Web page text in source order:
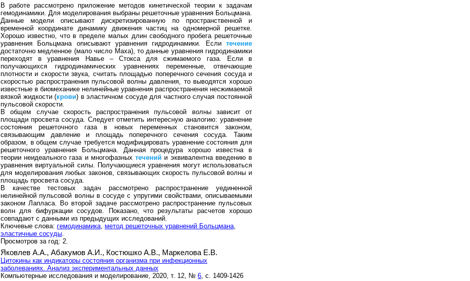
В работе рассмотрено приложение методов кинетической теории к задачам
гемодинамики. Для моделирования выбраны решеточные уравнения Больцмана.
Данные модели описывают дискретизированную по пространственной и
временной координате динамику движения частиц на одномерной решетке.
Хорошо известно, что в пределе малых длин свободного пробега решеточные
уравнения Больцмана описывают уравнения гидродинамики. Если течение
достаточно медленное (мало число Маха), то данные уравнения гидродинамики
переходят в уравнения Навье – Стокса для сжимаемого газа. Если в
получающихся гидродинамических уравнениях переменные, отвечающие
плотности и скорости звука, считать площадью поперечного сечения сосуда и
скоростью распространения пульсовой волны давления, то выводятся хорошо
известные в биомеханике нелинейные уравнения распространения несжимаемой
вязкой жидкости (крови) в эластичном сосуде для частного случая постоянной
пульсовой скорости.
В общем случае скорость распространения пульсовой волны зависит от
площади просвета сосуда. Следует отметить интересную аналогию: уравнение
состояния решеточного газа в новых переменных становится законом,
связывающим давление и площадь поперечного сечения сосуда. Таким
образом, в общем случае требуется модифицировать уравнение состояния для
решеточного уравнения Больцмана. Данная процедура хорошо известна в
теории неидеального газа и многофазныхтечений и эквивалентна введению в
уравнения виртуальной силы. Получающиеся уравнения могут использоваться
для моделирования любых законов, связывающих скорость пульсовой волны и
площадь просвета сосуда.
В качестве тестовых задач рассмотрено распространение уединенной
нелинейной пульсовой волны в сосуде с упругими свойствами, описываемыми
законом Лапласа. Во второй задаче рассмотрено распространение пульсовых
волн для бифуркации сосудов. Показано, что результаты расчетов хорошо
совпадают с данными из предыдущих исследований.
Ключевые слова: гемодинамика, метод решеточных уравнений Больцмана,
эластичные сосуды.
Просмотров за год: 2.
Яковлев А.А., Абакумов А.И., Костюшко А.В., Маркелова Е.В.
Цитокины как индикаторы состояния организма при инфекционных
заболеваниях. Анализ экспериментальных данных
Компьютерные исследования и моделирование, 2020, т. 12, № 6 , с. 1409-1426